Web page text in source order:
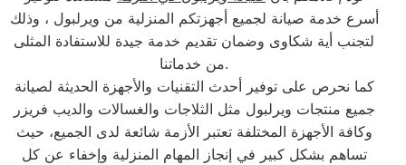
أسرع خدمة صيانة لجميع أجهزتكم المنزلية من ويرلبول ، وذلك
لتجنب أية شكاوى وضمان تقديم خدمة جيدة للاستفادة المثلى
من خدماتنا.
كما نحرص على توفير أحدث التقنيات والأجهزة الحديثة لصيانة
جميع منتجات ويرلبول مثل الثلاجات والغسالات والديب فریزر
وكافة الأجهزة المختلفة تعتبر الأزمة شائعة لدى الجميع، حيث
تساهم بشكل كبير في إنجاز المهام المنزلية وإخفاء عن كل